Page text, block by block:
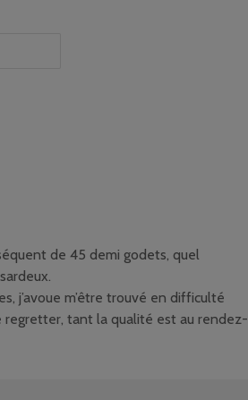
de 45 demi godets, quel
j’avoue m’être trouvé en difficulté
regretter, tant la qualité est au rendez-